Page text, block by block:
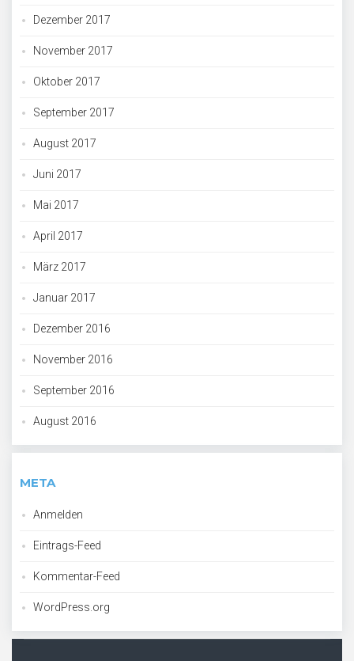
Dezember 2017
November 2017
Oktober 2017
September 2017
August 2017
Juni 2017
Mai 2017
April 2017
März 2017
Januar 2017
Dezember 2016
November 2016
September 2016
August 2016
META
Anmelden
Eintrags-Feed
Kommentar-Feed
WordPress.org